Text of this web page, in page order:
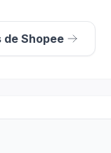
Shopee